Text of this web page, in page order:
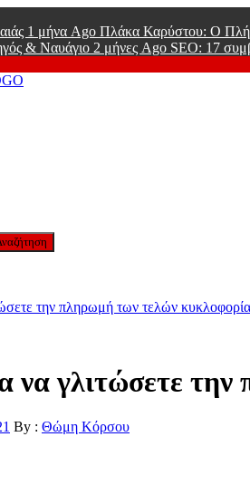
1 μήνα Ago Πλάκα Καρύστου: Ο
& Ναυάγιο 2 μήνες Ago SEO: 17
Aνδρες
την πληρωμή των τελών
να γλιτώσετε
By : Θώμη Κόρσου